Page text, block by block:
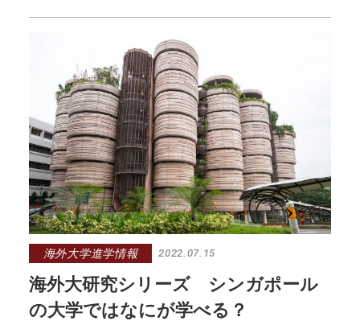
海外大学進学情報 2022.07.15
海外大研究シリーズ シンガポール
の大学ではなにが学べる？